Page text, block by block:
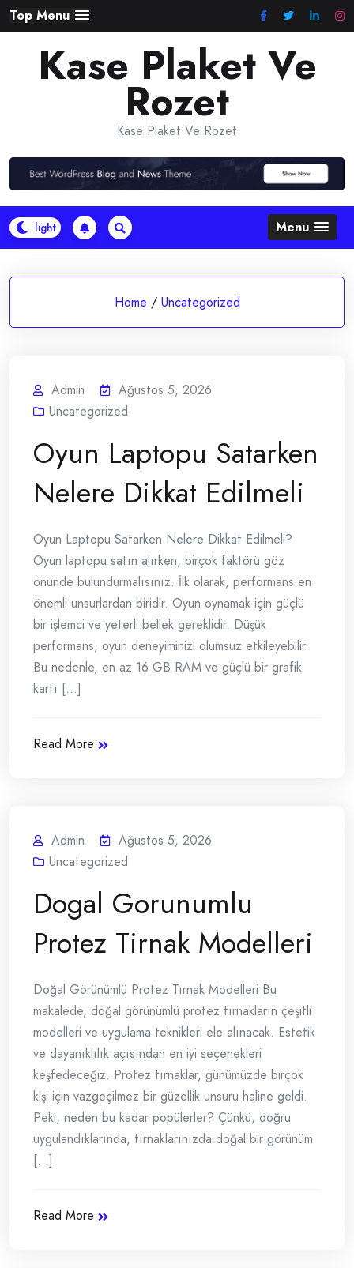
Skip
to
content
Top Menu
Kase Plaket Ve
Rozet
Kase Plaket Ve Rozet
Menu
Home / Uncategorized
Admin
Ağustos 5, 2026
Uncategorized
Oyun Laptopu Satarken
Nelere Dikkat Edilmeli
Oyun Laptopu Satarken Nelere Dikkat Edilmeli?
Oyun laptopu satın alırken, birçok faktörü göz
önünde bulundurmalısınız. İlk olarak, performans en
önemli unsurlardan biridir. Oyun oynamak için güçlü
bir işlemci ve yeterli bellek gereklidir. Düşük
performans, oyun deneyiminizi olumsuz etkileyebilir.
Bu nedenle, en az 16 GB RAM ve güçlü bir grafik
kartı [...]
Read More
Admin
Ağustos 5, 2026
Uncategorized
Dogal Gorunumlu
Protez Tirnak Modelleri
Doğal Görünümlü Protez Tırnak Modelleri Bu
makalede, doğal görünümlü protez tırnakların çeşitli
modelleri ve uygulama teknikleri ele alınacak. Estetik
ve dayanıklılık açısından en iyi seçenekleri
keşfedeceğiz. Protez tırnaklar, günümüzde birçok
kişi için vazgeçilmez bir güzellik unsuru haline geldi.
Peki, neden bu kadar popülerler? Çünkü, doğru
uygulandıklarında, tırnaklarınızda doğal bir görünüm
[...]
Read More